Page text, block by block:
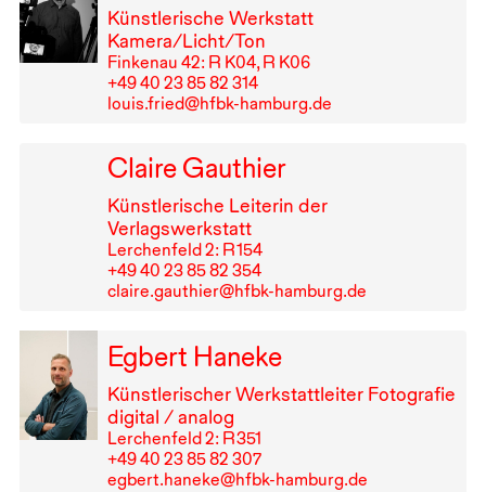
Künstlerische Werkstatt
Kamera/Licht/Ton
Finkenau 42: R K04, R K06
+49⁠ ⁠40⁠ ⁠23⁠ ⁠85⁠ ⁠82⁠ ⁠314
louis.fried@hfbk-hamburg.de
Claire Gauthier
Künstlerische Leiterin der
Verlagswerkstatt
Lerchenfeld 2: R⁠ ⁠154
+49⁠ ⁠40⁠ ⁠23⁠ ⁠85⁠ ⁠82⁠ ⁠354
claire.gauthier@hfbk-hamburg.de
Egbert Haneke
Künstlerischer Werkstattleiter Fotografie
digital / analog
Lerchenfeld 2: R⁠ ⁠351
+49⁠ ⁠40⁠ ⁠23⁠ ⁠85⁠ ⁠82⁠ ⁠307
egbert.haneke@hfbk-hamburg.de